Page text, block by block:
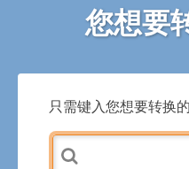
您想要
只需键入您想要转换